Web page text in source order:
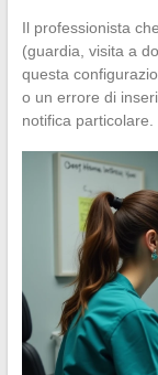
Il professionista
(guardia, visita a
questa
o un errore di
notifica particolare.